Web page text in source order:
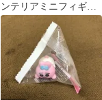
ンテリアミニフィギュ
ア 寝そべり